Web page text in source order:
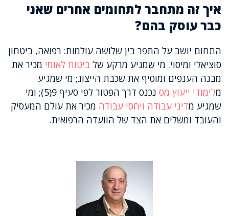
איך זה מתחבר לתחומים אחרים שאני
כבר עוסק בהם?
התחום יושב על התפר בין שלושה עולמות: רפואה, ביטחון
סוציאלי ומיסוי. מי שמגיע מרקע של ביטוח לאומי מכיר את
מבנה הענפים ומוסיף את שכבת הייצוג; מי שמגיע
מלימודי ייעוץ מס
נכנס דרך הפטור לפי סעיף 9(5); ומי
שמגיע מדיני עבודה ויחסי עבודה מכיר את עולם המעסיק
והעובד ומשלים את הצד של הוועדה הרפואית.